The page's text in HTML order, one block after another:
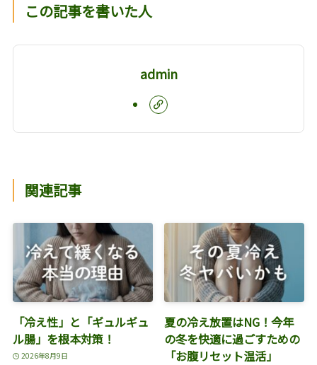
この記事を書いた人
admin
関連記事
「冷え性」と「ギュルギュ
ル腸」を根本対策！
2026年8月9日
夏の冷え放置はNG！今年
の冬を快適に過ごすための
「お腹リセット温活」